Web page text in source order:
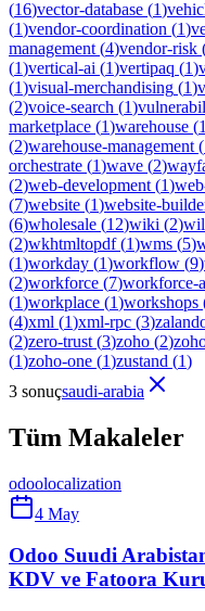
(16)vector-database (1)
(1)vendor-coordination (1)
management (4)vendor-risk
(1)vertical-ai (1)vertipaq (1)
(1)visual-merchandising (1)
(2)voice-search (1)
marketplace (1)warehouse (
(2)warehouse-management (
orchestrate (1)wave (2)
(2)web-development (1)
(7)website (1)website-
(6)wholesale (12)wiki (2)
(2)wkhtmltopdf(1)wms (5)
(1)workday (1)workflow (9)
(2)workforce (7)workforce-
(1)workplace (1)workshops
(4)xml (1)xml-rpc (3)
(2)zero-trust (3)zoho (2)
(1)zoho-one (1)zustand (1)
3 sonuçsaudi-arabia
Tüm Makaleler
odoolocalization
4 May
Odoo Suudi
KDV ve Fatoora